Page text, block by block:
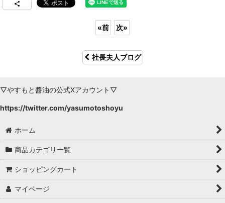
«前 次»
社長夫人ブログ
▽やすもと醬油の公式Xアカウント▽
https://twitter.com/yasumotoshoyu
ホーム
商品カテゴリ一覧
ショッピングカート
マイページ